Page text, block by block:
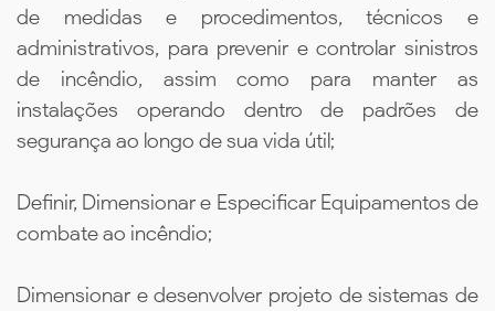
de medidas e procedimentos, técnicos e
administrativos, para prevenir e controlar sinistros
de incêndio, assim como para manter as
instalações operando dentro de padrões de
segurança ao longo de sua vida útil;
Definir, Dimensionar e Especificar Equipamentos de
combate ao incêndio;
Dimensionar e desenvolver projeto de sistemas de